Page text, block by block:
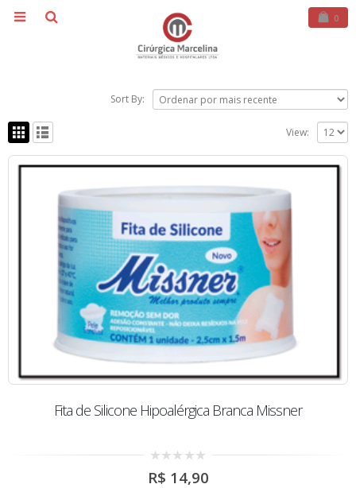
0
Sort By:
View:
Fita de Silicone Hipoalérgica Branca Missner
out
R$ 14,90